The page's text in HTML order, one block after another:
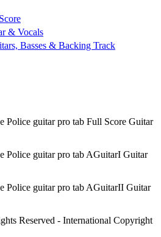
& Vocals
Basses & Backing Track
Reserved - International Copyright